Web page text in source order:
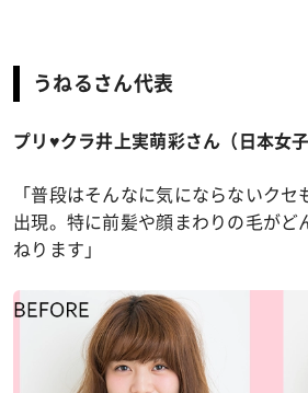
うねるさん代表
プリ♥クラ井上実萌彩さん（日本女子
「普段はそんなに気にならないク
出現。特に前髪や顔まわりの毛がど
ねります」